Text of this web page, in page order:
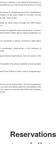
Reservations